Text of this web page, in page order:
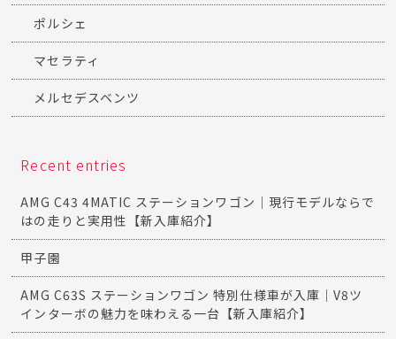
ポルシェ
マセラティ
メルセデスベンツ
Recent entries
AMG C43 4MATIC ステーションワゴン｜現行モデルならで
はの走りと実用性【新入庫紹介】
甲子園
AMG C63S ステーションワゴン 特別仕様車が入庫｜V8ツ
インターボの魅力を味わえる一台【新入庫紹介】